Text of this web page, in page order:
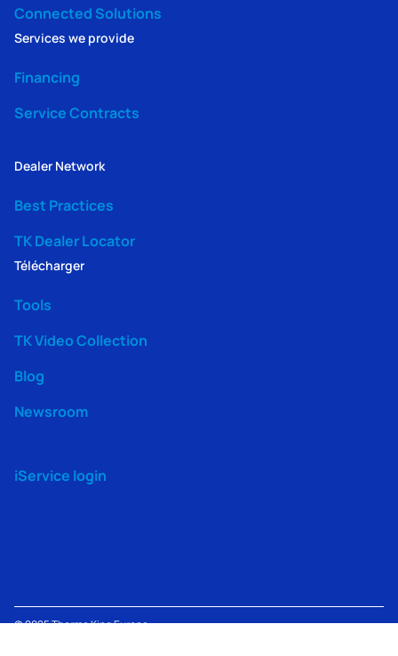
Connected Solutions
Services we provide
Financing
Service Contracts
Dealer Network
Best Practices
TK Dealer Locator
Télécharger
Tools
TK Video Collection
Blog
Newsroom
iService login
© 2025Thermo KingEurope –